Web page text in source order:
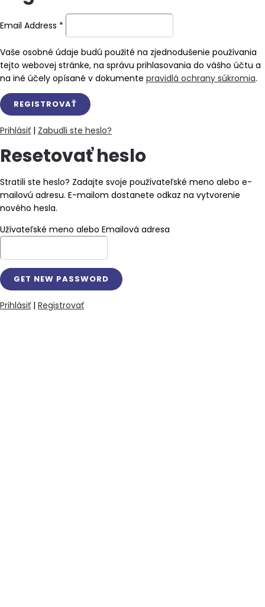
Email Address *
Vaše osobné údaje budú použité na zjednodušenie používania
tejto webovej stránke, na správu prihlasovania do vášho účtu a
na iné účely opísané v dokumente pravidlá ochrany súkromia.
Prihlásiť | Zabudli ste heslo?
Resetovať heslo
Stratili ste heslo? Zadajte svoje používateľské meno alebo e-
mailovú adresu. E-mailom dostanete odkaz na vytvorenie
nového hesla.
Užívateľské meno alebo Emailová adresa
Prihlásiť | Registrovať